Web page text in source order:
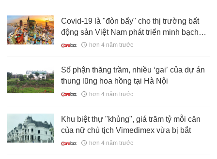
Covid-19 là "đòn bẩy" cho thị trường bất
động sản Việt Nam phát triển minh bạch
hơn?
hơn 4 năm trước
Số phận thăng trầm, nhiều ‘gai’ của dự án
thung lũng hoa hồng tại Hà Nội
hơn 4 năm trước
Khu biệt thự "khủng", giá trăm tỷ mỗi căn
của nữ chủ tịch Vimedimex vừa bị bắt
hơn 4 năm trước